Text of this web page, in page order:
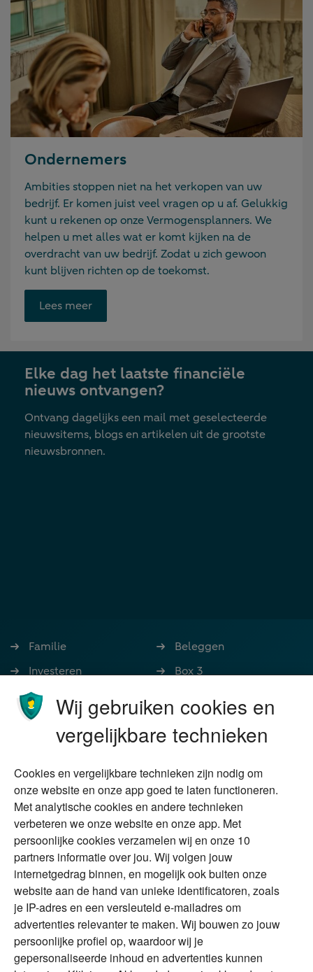
Ondernemers
Ambities stoppen niet na het verkopen van uw
bedrijf. Er komen juist veel vragen op u af. Gelukkig
kunt u rekenen op onze Vermogensplanners. We
helpen u met alles wat er komt kijken na de
overdracht van uw bedrijf. Zodat u zich gewoon
kunt blijven richten op de toekomst.
Lees meerOpent
link
nieuwe
tab
Elke dag het laatste financiële
nieuws ontvangen?
Ontvang dagelijks een mail met geselecteerde
nieuwsitems, blogs en artikelen uit de grootste
nieuwsbronnen.
Familie
Investeren
Ondernemen
Stoppen met werken
Wonen
Beleggen
Box 3
Nalatenschap
Schenken
Duurzaam
Vermogensplanning
Tweede huis in
buitenland
DGA
Erfenis
Over Financial Focus
Specialisten
Financial Focus
magazine
The Exit Years
Contact
Alles voor en over vermogenden.
Wij gebruiken cookies en
vergelijkbare technieken
Cookies en vergelijkbare technieken zijn nodig om
onze website en onze app goed te laten functioneren.
Met analytische cookies en andere technieken
verbeteren we onze website en onze app. Met
persoonlijke cookies verzamelen wij en onze 10
partners informatie over jou. Wij volgen jouw
internetgedrag binnen, en mogelijk ook buiten onze
website aan de hand van unieke identificatoren, zoals
je IP-adres en een versleuteld e-mailadres om
advertenties relevanter te maken. Wij bouwen zo jouw
persoonlijke profiel op, waardoor wij je
gepersonaliseerde inhoud en advertenties kunnen